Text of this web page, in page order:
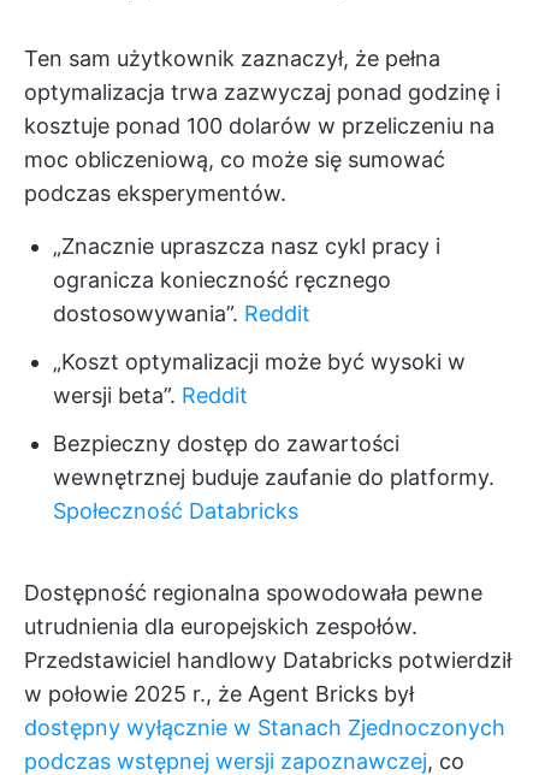
Ten sam użytkownik zaznaczył, że pełna
optymalizacja trwa zazwyczaj ponad godzinę i
kosztuje ponad 100 dolarów w przeliczeniu na
moc obliczeniową, co może się sumować
podczas eksperymentów.
„Znacznie upraszcza nasz cykl pracy i
ogranicza konieczność ręcznego
dostosowywania”. Reddit
„Koszt optymalizacji może być wysoki w
wersji beta”. Reddit
Bezpieczny dostęp do zawartości
wewnętrznej buduje zaufanie do platformy.
Społeczność Databricks
Dostępność regionalna spowodowała pewne
utrudnienia dla europejskich zespołów.
Przedstawiciel handlowy Databricks potwierdził
w połowie 2025 r., że Agent Bricks był
dostępny wyłącznie w Stanach Zjednoczonych
podczas wstępnej wersji zapoznawczej, co